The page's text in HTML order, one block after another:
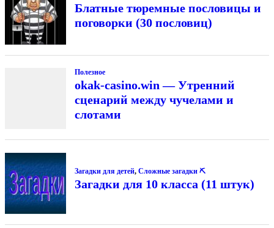
Блатные тюремные пословицы и
поговорки (30 пословиц)
Полезное
okak-casino.win — Утренний
сценарий между чучелами и
слотами
Загадки для детей, Сложные загадки ⛏
Загадки для 10 класса (11 штук)